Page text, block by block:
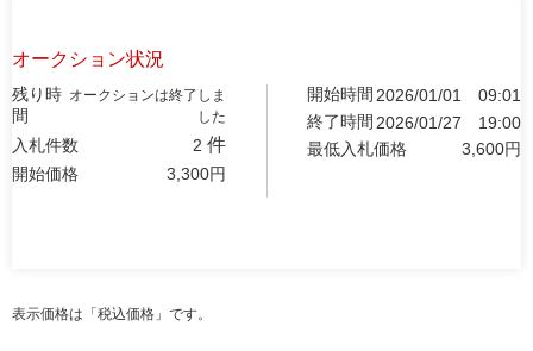
オークション状況
残り時
間
オークションは終了しま
した
入札件数 2 件
開始価格 3,300円
開始時間 2026/01/01
09:01
終了時間 2026/01/27
19:00
最低入札価格
3,600円
表示価格は「税込価格」です。